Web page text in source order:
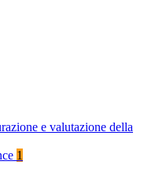
e valutazione della
1